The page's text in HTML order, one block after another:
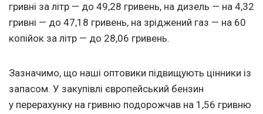
гривні за літр — до 49,28 гривень, на дизель — на 4,32
гривні — до 47,18 гривень, на зріджений газ — на 60
копійок за літр — до 28,06 гривень.
Зазначимо, що наші оптовики підвищують цінники із
запасом. У закупівлі європейський бензин
у перерахунку на гривню подорожчав на 1,56 гривню